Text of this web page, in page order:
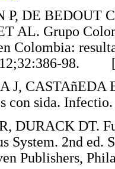
P, DE BEDOUT
AL. Grupo
Colombia:
98.
J, CASTAñEDA
con sida.
DURACK DT.
System. 2nd ed.
Publishers,